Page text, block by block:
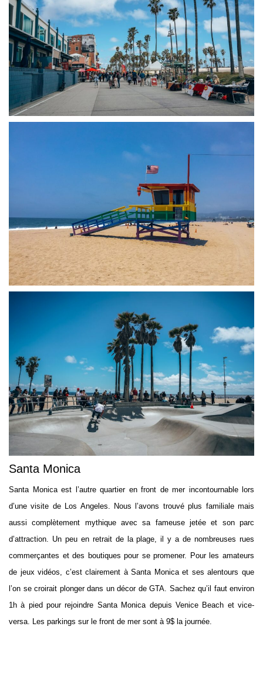
Santa Monica
Santa Monica est l’autre quartier en front de mer incontournable lors
d’une visite de Los Angeles. Nous l’avons trouvé plus familiale mais
aussi complètement mythique avec sa fameuse jetée et son parc
d’attraction. Un peu en retrait de la plage, il y a de nombreuses rues
commerçantes et des boutiques pour se promener. Pour les amateurs
de jeux vidéos, c’est clairement à Santa Monica et ses alentours que
l’on se croirait plonger dans un décor de GTA. Sachez qu’il faut environ
1h à pied pour rejoindre Santa Monica depuis Venice Beach et vice-
versa. Les parkings sur le front de mer sont à 9$ la journée.